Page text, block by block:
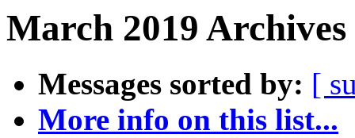
March 2019
Messages sorted by: [
More info on this list...